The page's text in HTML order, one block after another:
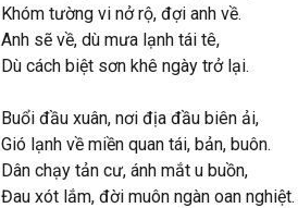
Khóm tường vi nở rộ, đợi anh về.
Anh sẽ về, dù mưa lạnh tái tê,
Dù cách biệt sơn khê ngày trở lại.
Buổi đầu xuân, nơi địa đầu biên ải,
Gió lạnh về miền quan tái, bản, buôn.
Dân chạy tản cư, ánh mắt u buồn,
Đau xót lắm, đời muôn ngàn oan nghiệt.